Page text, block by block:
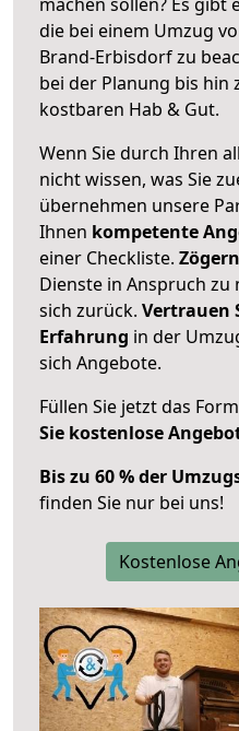
die bei einem Umzug
Brand-Erbisdorf zu
bei der Planung bis hin
kostbaren Hab & Gut.
Wenn Sie durch Ihren
nicht wissen, was Sie
übernehmen unsere
Ihnen kompetente
einer Checkliste.
Dienste in Anspruch zu
sich zurück. Vertrauen
Erfahrung in der
sich Angebote.
Füllen Sie jetzt das
Sie kostenlose
Bis zu 60 % der
finden Sie nur bei uns!
Kostenlose